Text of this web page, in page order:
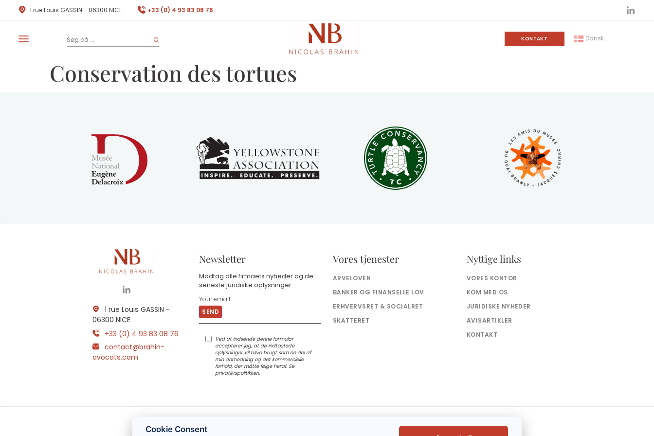
1 rue Louis GASSIN - 06300 NICE +33 (0) 4 93 83 08 76
KONTAKT Dansk
Conservation des tortues
1 rue Louis GASSIN -
06300 NICE
+33 (0) 4 93 83 08 76
contact@brahin-
avocats.com
Newsletter
Modtag alle firmaets nyheder og de
seneste juridiske oplysninger
Ved at indsende denne formular
accepterer jeg, at de indtastede
oplysninger vil blive brugt som en del af
min anmodning og det kommercielle
forhold, der måtte følge heraf. Se
privatlivspolitikken.
Vores tjenester
ARVELOVEN
BANKER OG FINANSELLE LOV
ERHVERVSRET & SOCIALRET
SKATTERET
Nyttige links
VORES KONTOR
KOM MED OS
JURIDISKE NYHEDER
AVISARTIKLER
KONTAKT
Cookie Consent